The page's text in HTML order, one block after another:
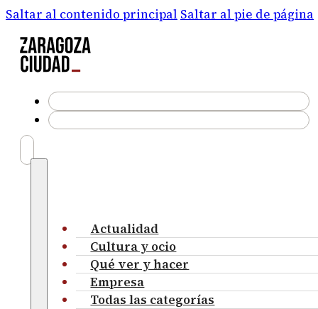
Saltar al contenido principal Saltar al pie de página
Actualidad
Cultura y ocio
Qué ver y hacer
Empresa
Todas las categorías